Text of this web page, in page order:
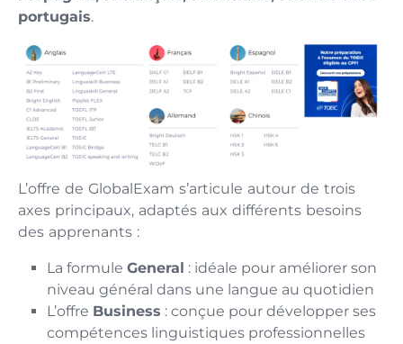
portugais.
L’offre de GlobalExam s’articule autour de trois
axes principaux, adaptés aux différents besoins
des apprenants :
La formule General : idéale pour améliorer son
niveau général dans une langue au quotidien
L’offre Business : conçue pour développer ses
compétences linguistiques professionnelles